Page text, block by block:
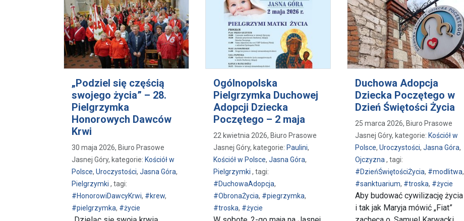
„Podziel się częścią
swojego życia” – 28.
Pielgrzymka
Honorowych Dawców
Krwi
30 maja 2026, Biuro Prasowe
Jasnej Góry, kategorie: Kościół w
Polsce, Uroczystości, Jasna Góra,
Pielgrzymki , tagi:
#HonorowiDawcyKrwi, #krew,
#pielgrzymka, #życie
Ogólnopolska
Pielgrzymka Duchowej
Adopcji Dziecka
Poczętego – 2 maja
22 kwietnia 2026, Biuro Prasowe
Jasnej Góry, kategorie: Paulini,
Kościół w Polsce, Jasna Góra,
Pielgrzymki , tagi:
#DuchowaAdopcja,
#ObronaŻycia, #piegrzymka,
#troska, #życie
Duchowa Adopcja
Dziecka Poczętego w
Dzień Świętości Życia
25 marca 2026, Biuro Prasowe
Jasnej Góry, kategorie: Kościół w
Polsce, Uroczystości, Jasna Góra,
Ojczyzna , tagi:
#DzieńŚwiętościŻycia, #modlitwa,
#sanktuarium, #troska, #życie
Aby budować cywilizację życia
i tak jak Maryja mówić „Fiat”